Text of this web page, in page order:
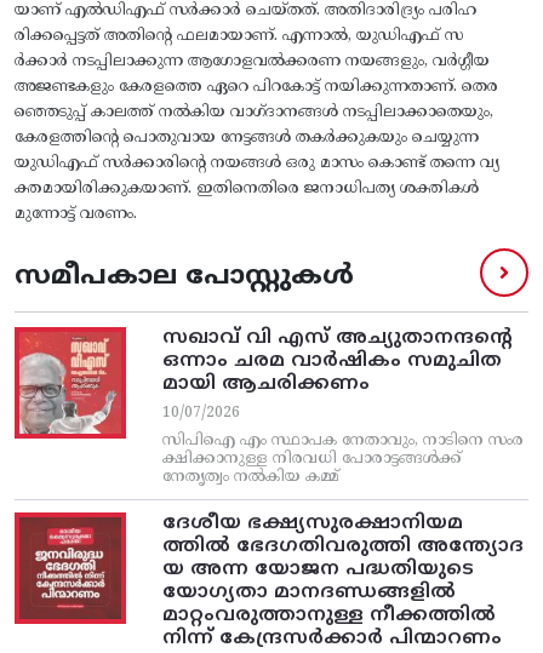
യാണ്‌ എല്‍ഡിഎഫ്‌ സര്‍ക്കാര്‍ ചെയ്‌തത്‌. അതിദാരിദ്ര്യം പരിഹ
രിക്കപ്പെട്ടത്‌ അതിന്റെ ഫലമായാണ്‌. എന്നാല്‍, യുഡിഎഫ്‌ സ
ര്‍ക്കാര്‍ നടപ്പിലാക്കുന്ന ആഗോളവല്‍ക്കരണ നയങ്ങളും, വര്‍ഗ്ഗീയ
അജണ്ടകളും കേരളത്തെ ഏറെ പിറകോട്ട്‌ നയിക്കുന്നതാണ്‌. തെര
ഞ്ഞെടുപ്പ്‌ കാലത്ത്‌ നല്‍കിയ വാഗ്‌ദാനങ്ങള്‍ നടപ്പിലാക്കാതെയും,
കേരളത്തിന്റെ പൊതുവായ നേട്ടങ്ങള്‍ തകര്‍ക്കുകയും ചെയ്യുന്ന
യുഡിഎഫ്‌ സര്‍ക്കാരിന്റെ നയങ്ങള്‍ ഒരു മാസം കൊണ്ട്‌ തന്നെ വ്യ
ക്തമായിരിക്കുകയാണ്‌. ഇതിനെതിരെ ജനാധിപത്യ ശക്തികള്‍
മുന്നോട്ട്‌ വരണം.
സമീപകാല പോസ്റ്റുകൾ
സഖാവ് വി എസ്‌ അച്യുതാനന്ദന്റെ
ഒന്നാം ചരമ വാര്‍ഷികം സമുചിത
മായി ആചരിക്കണം
10/07/2026
സിപിഐ എം സ്ഥാപക നേതാവും, നാടിനെ സംര
ക്ഷിക്കാനുള്ള നിരവധി പോരാട്ടങ്ങള്‍ക്ക്‌
നേതൃത്വം നല്‍കിയ കമ്മ്
ദേശീയ ഭക്ഷ്യസുരക്ഷാനിയമ
ത്തിൽ ഭേദഗതിവരുത്തി അന്ത്യോദ
യ അന്ന യോജന പദ്ധതിയുടെ
യോഗ്യതാ മാനദണ്ഡങ്ങളിൽ
മാറ്റംവരുത്താനുള്ള നീക്കത്തിൽ
നിന്ന്‌ കേന്ദ്രസർക്കാർ പിന്മാറണം